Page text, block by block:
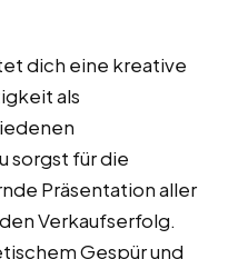
dich eine kreative
als
sorgst für die
Präsentation aller
Verkaufserfolg.
Gespür und